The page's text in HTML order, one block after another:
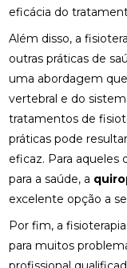
eficácia do
Além disso, a
outras práticas de
uma abordagem
vertebral e do
tratamentos de
práticas pode
eficaz. Para
para a saúde, a
excelente opção a
Por fim, a
para muitos
BENEFÍCIOS
MELHOR PARA
CLÍNICA DE QUIROPRAXIA PERTO DE MIM:
ENCONTRE
ENCONTRE
ENCONTRE